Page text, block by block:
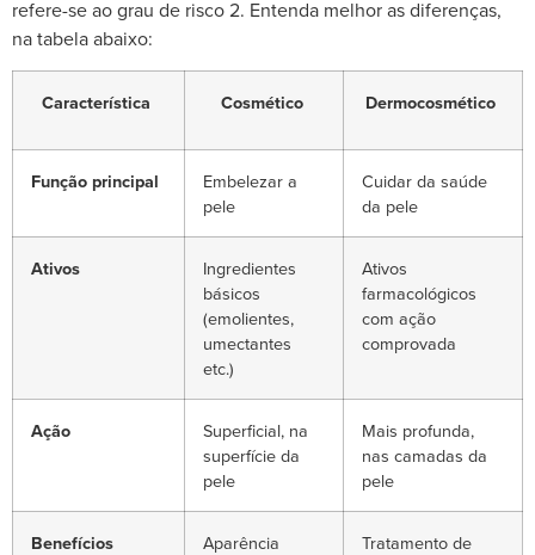
refere-se ao grau de risco 2. Entenda melhor as diferenças,
na tabela abaixo:
Característica Cosmético Dermocosmético
Função principal
Embelezar a
pele
Cuidar da saúde
da pele
Ativos
Ingredientes
básicos
(emolientes,
umectantes
etc.)
Ativos
farmacológicos
com ação
comprovada
Ação
Superficial, na
superfície da
pele
Mais profunda,
nas camadas da
pele
Benefícios
Aparência
Tratamento de